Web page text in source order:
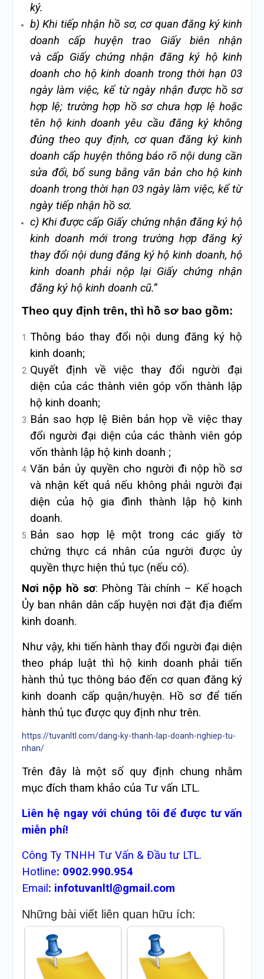
ký.
b)Khi tiếp nhận hồ sơ, cơ quan đăng ký kinh
doanh cấp huyện trao Giấy biên nhận
và cấp Giấy chứng nhận đăng ký hộ kinh
doanh cho hộ kinh doanh trong thời hạn 03
ngày làm việc, kể từ ngày nhận được hồ sơ
hợp lệ; trường hợp hồ sơ chưa hợp lệ hoặc
tên hộ kinh doanh yêu cầu đăng ký không
đúng theo quy định, cơ quan đăng ký kinh
doanh cấp huyện thông báo rõ nội dung cần
sửa đổi, bổ sung bằng văn bản cho hộ kinh
doanh trong thời hạn 03 ngày làm việc, kể từ
ngày tiếp nhận hồ sơ.
c) Khi được cấp Giấy chứng nhận đăng ký hộ
kinh doanh mới trong trường hợp đăng ký
thay đổi nội dung đăng ký hộ kinh doanh, hộ
kinh doanh phải nộp lại Giấy chứng nhận
đăng ký hộ kinh doanh cũ.”
Theo quy định trên, thì hồ sơ bao gồm:
Thông báo thay đổi nội dung đăng ký hộ
kinh doanh;
Quyết định về việc thay đổi người đại
diện của các thành viên góp vốn thành lập
hộ kinh doanh;
Bản sao hợp lệ Biên bản họp về việc thay
đổi người đại diện của các thành viên góp
vốn thành lập hộ kinh doanh ;
Văn bản ủy quyền cho người đi nộp hồ sơ
và nhận kết quả nếu không phải người đại
diện của hộ gia đình thành lập hộ kinh
doanh.
Bản sao hợp lệ một trong các giấy tờ
chứng thực cá nhân của người được ủy
quyền thực hiện thủ tục (nếu có).
Nơi nộp hồ sơ: Phòng Tài chính – Kế hoạch
Ủy ban nhân dân cấp huyện nơi đặt địa điểm
kinh doanh.
Như vậy, khi tiến hành thay đổi người đại diện
theo pháp luật thì hộ kinh doanh phải tiến
hành thủ tục thông báo đến cơ quan đăng ký
kinh doanh cấp quận/huyện. Hồ sơ để tiến
hành thủ tục được quy định như trên.
https://tuvanltl.com/dang-ky-thanh-lap-doanh-nghiep-tu-
nhan/
Trên đây là một số quy định chung nhằm
mục đích tham khảo của Tư vấn LTL.
Liên hệ ngay với chúng tôi để được tư vấn
miễn phí!
Công Ty TNHH Tư Vấn & Đầu tư LTL.
Hotline: 0902.990.954
Email : infotuvanltl@gmail.com
Những bài viết liên quan hữu ích: